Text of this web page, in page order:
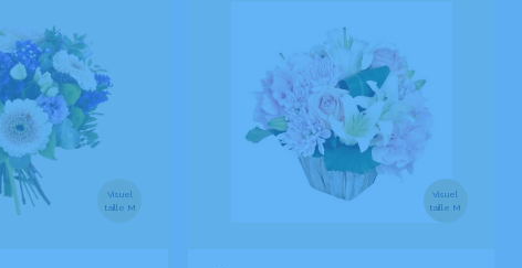
Visuel
taille M
Visuel
taille M